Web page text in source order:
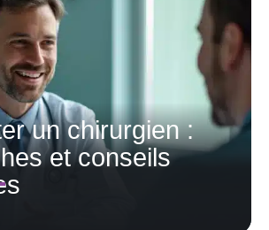
un chirurgien :
et conseils